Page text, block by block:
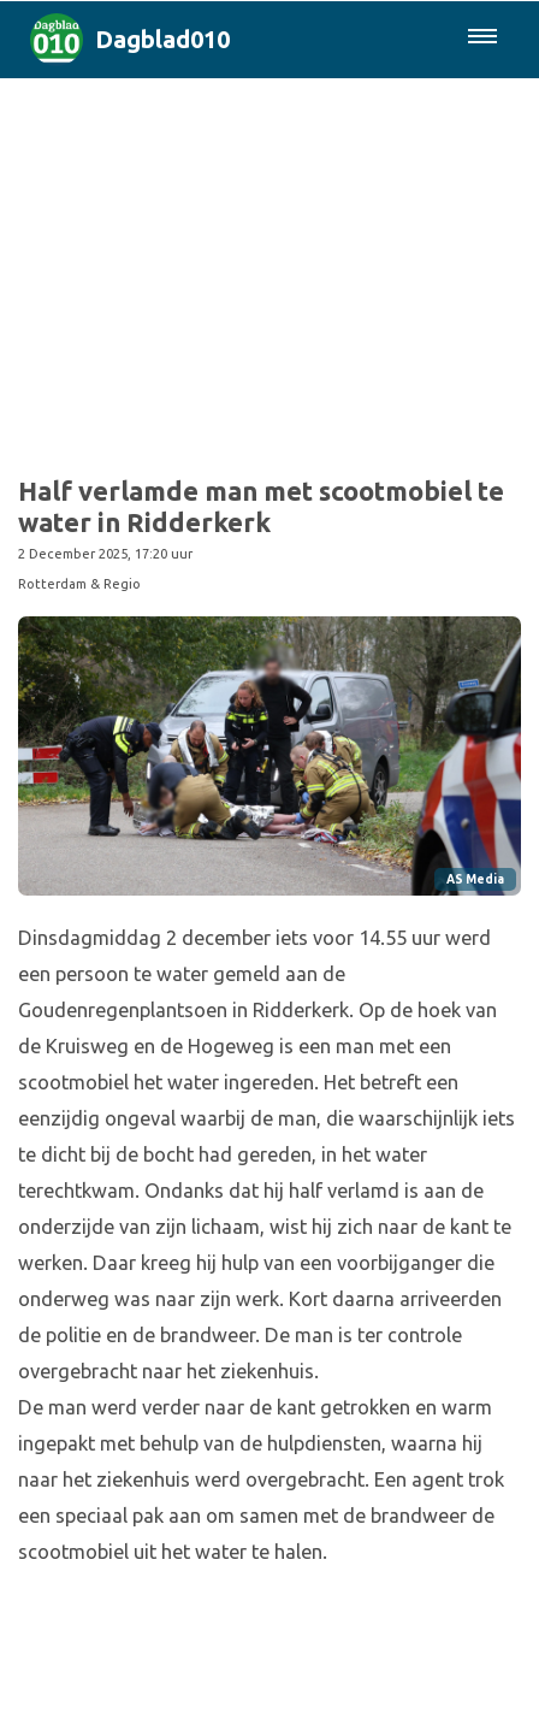
Dagblad010
Half verlamde man met scootmobiel te
water in Ridderkerk
2 December 2025, 17:20 uur
Rotterdam & Regio
AS Media
Dinsdagmiddag 2 december iets voor 14.55 uur werd
een persoon te water gemeld aan de
Goudenregenplantsoen in Ridderkerk. Op de hoek van
de Kruisweg en de Hogeweg is een man met een
scootmobiel het water ingereden. Het betreft een
eenzijdig ongeval waarbij de man, die waarschijnlijk iets
te dicht bij de bocht had gereden, in het water
terechtkwam. Ondanks dat hij half verlamd is aan de
onderzijde van zijn lichaam, wist hij zich naar de kant te
werken. Daar kreeg hij hulp van een voorbijganger die
onderweg was naar zijn werk. Kort daarna arriveerden
de politie en de brandweer. De man is ter controle
overgebracht naar het ziekenhuis.
De man werd verder naar de kant getrokken en warm
ingepakt met behulp van de hulpdiensten, waarna hij
naar het ziekenhuis werd overgebracht. Een agent trok
een speciaal pak aan om samen met de brandweer de
scootmobiel uit het water te halen.